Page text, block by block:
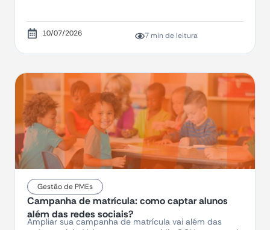
10/07/2026 7 min de leitura
Gestão de PMEs
Campanha de matrícula: como captar alunos
além das redes sociais?
Ampliar sua campanha de matrícula vai além das